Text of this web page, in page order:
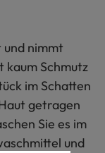
und nimmt
Schmutz
im Schatten
getragen
Sie es im
und